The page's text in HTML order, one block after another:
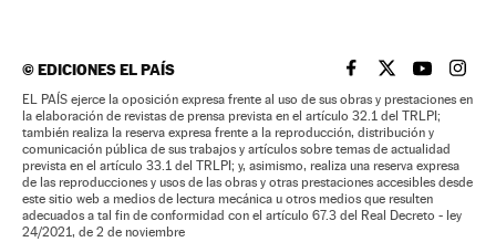
©EDICIONES EL PAÍS EL PAÍS BRASIL EN
EL PAÍSEL PAÍS
EL
EL PAÍS ejerce la oposición expresa frente al uso de sus obras y prestaciones en
la elaboración de revistas de prensa prevista en el artículo 32.1 del TRLPI;
también realiza la reserva expresa frente a la reproducción, distribución y
comunicación pública de sus trabajos y artículos sobre temas de actualidad
prevista en el artículo 33.1 del TRLPI; y, asimismo, realiza una reserva expresa
de las reproducciones y usos de las obras y otras prestaciones accesibles desde
este sitio web a medios de lectura mecánica u otros medios que resulten
adecuados a tal fin de conformidad con el artículo 67.3 del Real Decreto - ley
24/2021, de 2 de noviembre